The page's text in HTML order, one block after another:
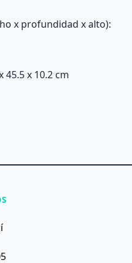
x profundidad x alto):
45.5 x 10.2 cm